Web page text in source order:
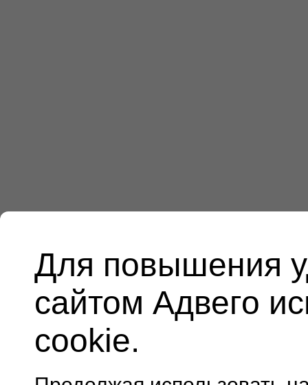
Для повышения
сайтом Адвего
cookie.